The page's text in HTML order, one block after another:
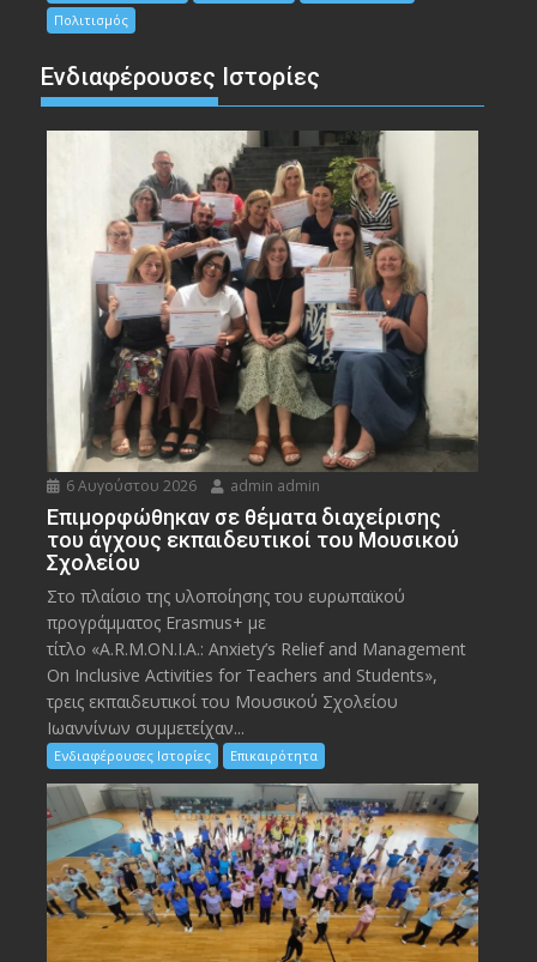
Πολιτισμός
Ενδιαφέρουσες Ιστορίες
6 Αυγούστου 2026 admin admin
Eπιμορφώθηκαν σε θέματα διαχείρισης
του άγχους εκπαιδευτικοί του Μουσικού
Σχολείου
Στο πλαίσιο της υλοποίησης του ευρωπαϊκού
προγράμματος Erasmus+ με
τίτλο «A.R.M.ON.I.A.: Anxiety’s Relief and Management
On Inclusive Activities for Teachers and Students»,
τρεις εκπαιδευτικοί του Μουσικού Σχολείου
Ιωαννίνων συμμετείχαν...
Ενδιαφέρουσες Ιστορίες Επικαιρότητα